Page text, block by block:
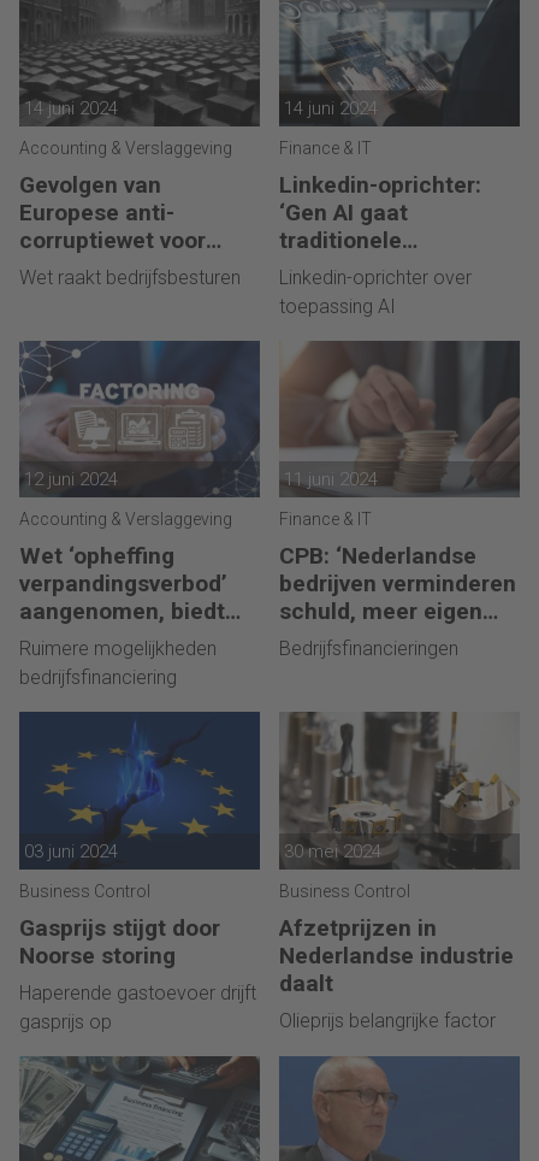
14 juni 2024
Accounting & Verslaggeving
Gevolgen van
Europese anti-
corruptiewet voor
bedrijven
Wet raakt bedrijfsbesturen
14 juni 2024
Finance & IT
Linkedin-oprichter:
‘Gen AI gaat
traditionele
bedrijfsvoering
veranderen’
Linkedin-oprichter over
toepassing AI
12 juni 2024
Accounting & Verslaggeving
Wet ‘opheffing
verpandingsverbod’
aangenomen, biedt
kredietruimte voor
bedrijven
Ruimere mogelijkheden
bedrijfsfinanciering
11 juni 2024
Finance & IT
CPB: ‘Nederlandse
bedrijven verminderen
schuld, meer eigen
vermogen’
Bedrijfsfinancieringen
03 juni 2024
Business Control
Gasprijs stijgt door
Noorse storing
Haperende gastoevoer drijft
gasprijs op
30 mei 2024
Business Control
Afzetprijzen in
Nederlandse industrie
daalt
Olieprijs belangrijke factor